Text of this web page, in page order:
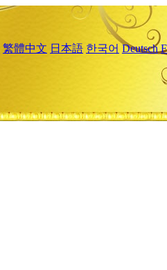
繁體中文 日本語 한국어 Deutsch